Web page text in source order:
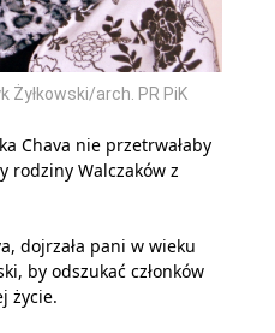
Żyłkowski/arch. PR PiK
Chava nie przetrwałaby
rodziny Walczaków z
dojrzała pani w wieku
by odszukać członków
życie.